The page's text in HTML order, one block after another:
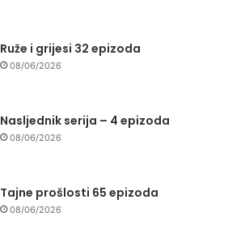
Ruže i grijesi 32 epizoda
08/06/2026
Nasljednik serija – 4 epizoda
08/06/2026
Tajne prošlosti 65 epizoda
08/06/2026